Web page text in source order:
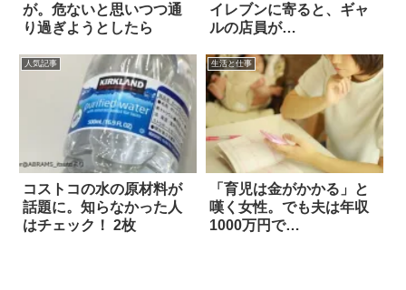
が。危ないと思いつつ通
り過ぎようとしたら
イレブンに寄ると、ギャ
ルの店員が…
人気記事
コストコの水の原材料が
話題に。知らなかった人
はチェック！ 2枚
生活と仕事
「育児は金がかかる」と
嘆く女性。でも夫は年収
1000万円で…